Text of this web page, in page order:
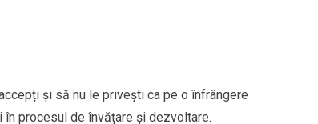
și să nu le privești ca pe o înfrângere
în procesul de învățare și dezvoltare.